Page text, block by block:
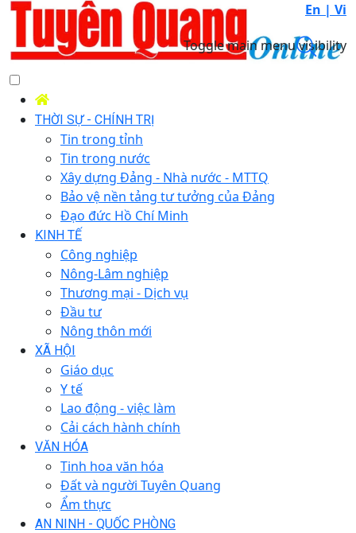
En | Vi
Toggle main menu visibility
THỜI SỰ - CHÍNH TRỊ
Tin trong tỉnh
Tin trong nước
Xây dựng Đảng - Nhà nước - MTTQ
Bảo vệ nền tảng tư tưởng của Đảng
Đạo đức Hồ Chí Minh
KINH TẾ
Công nghiệp
Nông-Lâm nghiệp
Thương mại - Dịch vụ
Đầu tư
Nông thôn mới
XÃ HỘI
Giáo dục
Y tế
Lao động - việc làm
Cải cách hành chính
VĂN HÓA
Tinh hoa văn hóa
Đất và người Tuyên Quang
Ẩm thực
AN NINH - QUỐC PHÒNG